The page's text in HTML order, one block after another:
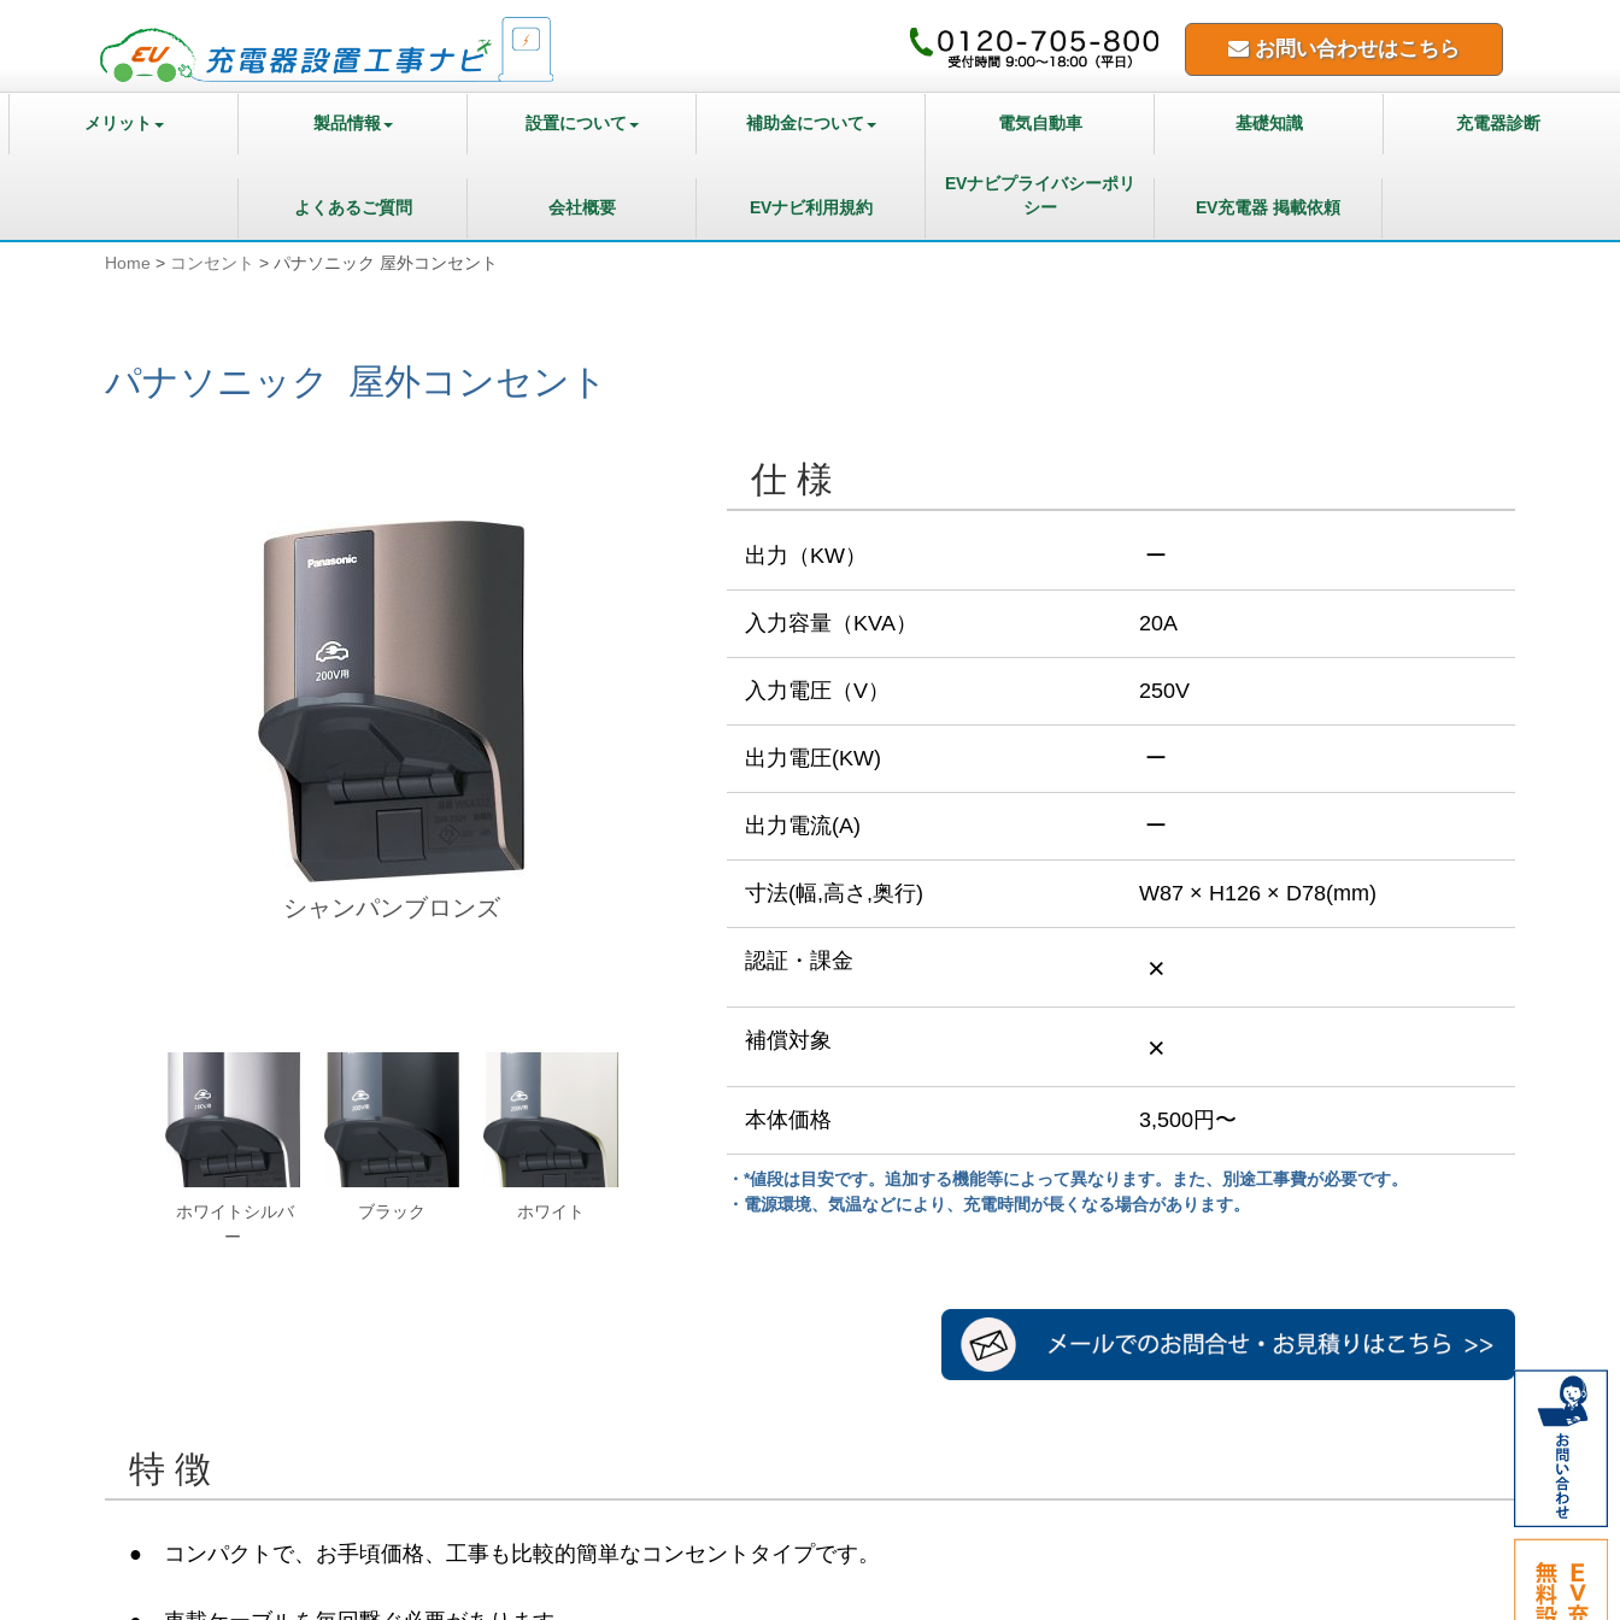
お問い合わせはこちら
メリット 製品情報 設置について 補助金について 電気自動車 基礎知識 充電器診断
よくあるご質問 会社概要 EVナビ利用規約
EVナビプライバシーポリ
シー
EV充電器 掲載依頼
Home > コンセント > パナソニック 屋外コンセント
パナソニック 屋外コンセント
シャンパンブロンズ
ホワイトシルバ
ー
ブラック ホワイト
仕 様
出力（KW） ー
入力容量（KVA） 20A
入力電圧（V） 250V
出力電圧(KW) ー
出力電流(A) ー
寸法(幅,高さ,奥行) W87 × H126 × D78(mm)
認証・課金 ×
補償対象 ×
本体価格 3,500円〜
・*値段は目安です。追加する機能等によって異なります。また、別途工事費が必要です。
・電源環境、気温などにより、充電時間が長くなる場合があります。
特 徴
● コンパクトで、お手頃価格、工事も比較的簡単なコンセントタイプです。